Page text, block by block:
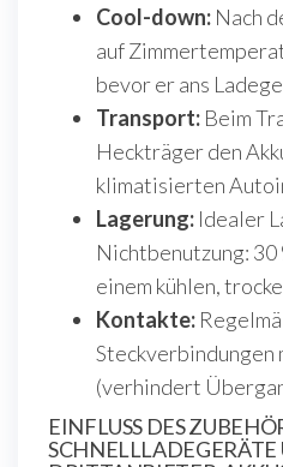
Cool-down: Nach
auf
bevor er ans
Transport: Beim
Heckträger den
klimatisierten
Lagerung: Idealer
Nichtbenutzung: 30
einem kühlen,
Kontakte:
(verhindert
EINFLUSS DES
SCHNELLLADEGERÄTE